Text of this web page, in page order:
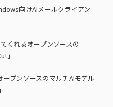
向けAIメールクライアン
くれるオープンソースの
」
プンソースのマルチAIモデル